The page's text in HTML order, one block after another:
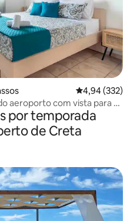
4,94 de uma
4,94 (332)
aeroporto com vista para o
por temporada
de Creta